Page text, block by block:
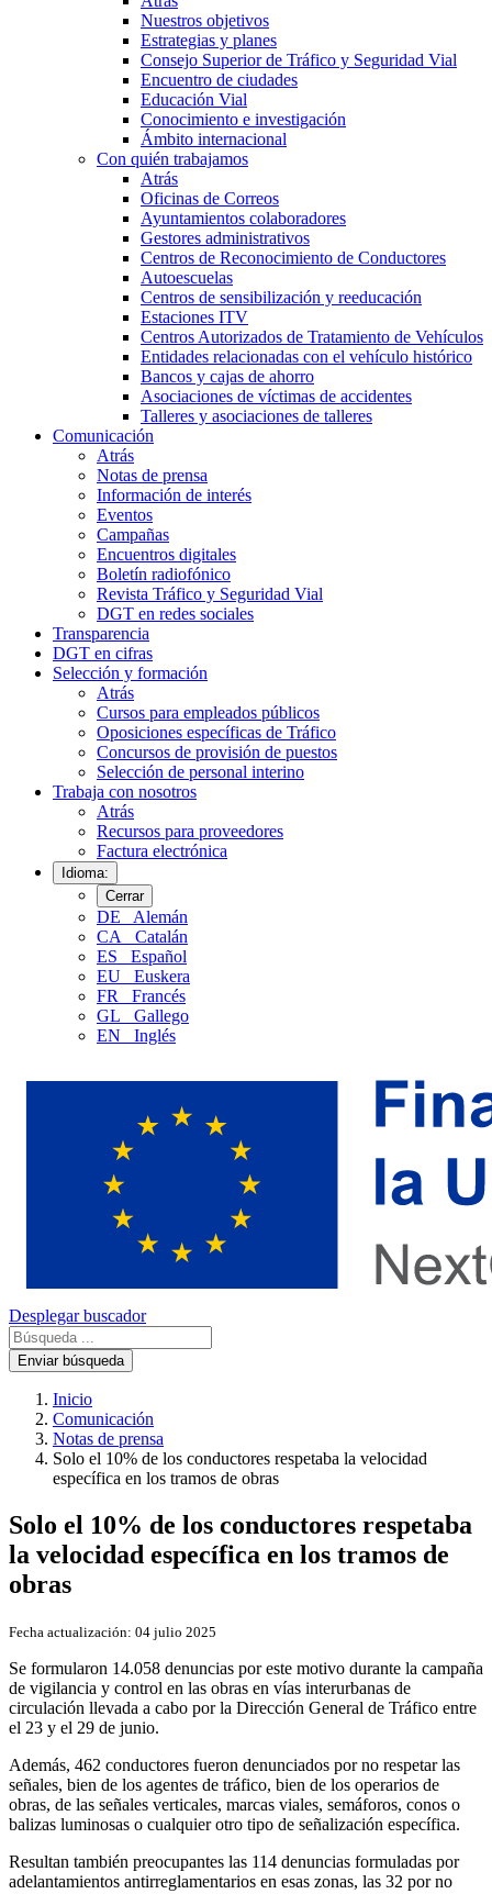
Nuestros objetivos
Estrategias y planes
Consejo Superior de Tráfico y Seguridad Vial
Encuentro de ciudades
Educación Vial
Conocimiento e investigación
Ámbito internacional
Con quién trabajamos
Atrás
Oficinas de Correos
Ayuntamientos colaboradores
Gestores administrativos
Centros de Reconocimiento de Conductores
Autoescuelas
Centros de sensibilización y reeducación
Estaciones ITV
Centros Autorizados de Tratamiento de Vehículos
Entidades relacionadas con el vehículo histórico
Bancos y cajas de ahorro
Asociaciones de víctimas de accidentes
Talleres y asociaciones de talleres
Comunicación
Atrás
Notas de prensa
Información de interés
Eventos
Campañas
Encuentros digitales
Boletín radiofónico
Revista Tráfico y Seguridad Vial
DGT en redes sociales
Transparencia
DGT en cifras
Selección y formación
Atrás
Cursos para empleados públicos
Oposiciones específicas de Tráfico
Concursos de provisión de puestos
Selección de personal interino
Trabaja con nosotros
Atrás
Recursos para proveedores
Factura electrónica
Idioma:
Cerrar
DE
Alemán
CA
Catalán
ES
Español
EU
Euskera
FR
Francés
GL
Gallego
EN
Inglés
Desplegar buscador
Enviar búsqueda
Inicio
Comunicación
Notas de prensa
Solo el 10% de los conductores respetaba la velocidad
específica en los tramos de obras
Solo el 10% de los conductores respetaba
la velocidad específica en los tramos de
obras
Fecha actualización: 04 julio 2025
Se formularon 14.058 denuncias por este motivo durante la campaña
de vigilancia y control en las obras en vías interurbanas de
circulación llevada a cabo por la Dirección General de Tráfico entre
el 23 y el 29 de junio.
Además, 462 conductores fueron denunciados por no respetar las
señales, bien de los agentes de tráfico, bien de los operarios de
obras, de las señales verticales, marcas viales, semáforos, conos o
balizas luminosas o cualquier otro tipo de señalización específica.
Resultan también preocupantes las 114 denuncias formuladas por
adelantamientos antirreglamentarios en esas zonas, las 32 por no